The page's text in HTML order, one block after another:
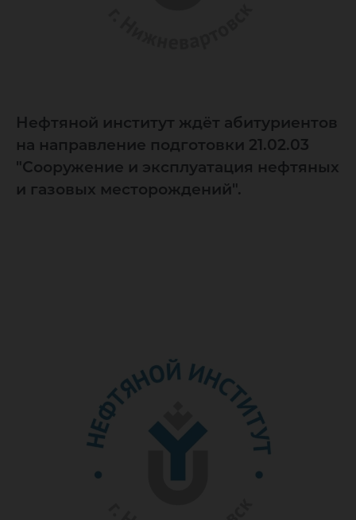
Нефтяной институт ждёт абитуриентов
на направление подготовки 21.02.03
"Сооружение и эксплуатация нефтяных
и газовых месторождений".